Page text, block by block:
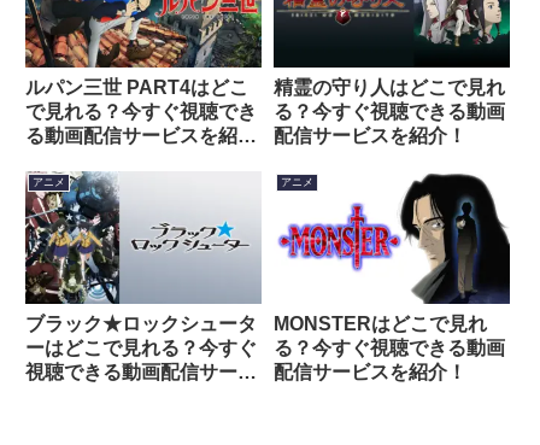
ルパン三世 PART4はどこ
で見れる？今すぐ視聴でき
る動画配信サービスを紹
精霊の守り人はどこで見れ
る？今すぐ視聴できる動画
配信サービスを紹介！
アニメ
ブラック★ロックシュータ
ーはどこで見れる？今すぐ
視聴できる動画配信サービ
アニメ
MONSTERはどこで見れ
る？今すぐ視聴できる動画
配信サービスを紹介！